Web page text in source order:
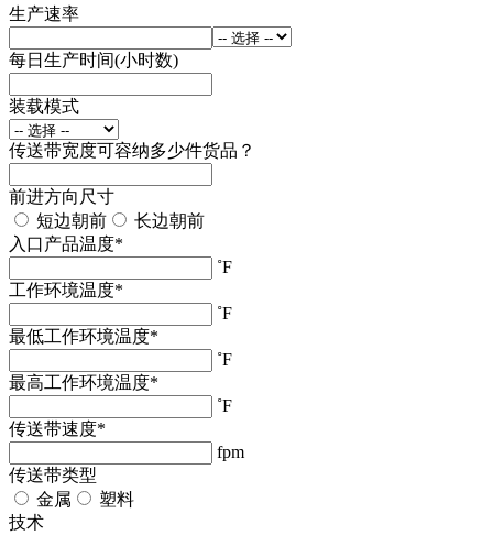
生产速率
每日生产时间(小时数)
装载模式
传送带宽度可容纳多少件货品？
前进方向尺寸
短边朝前
长边朝前
入口产品温度*
˚F
工作环境温度*
˚F
最低工作环境温度*
˚F
最高工作环境温度*
˚F
传送带速度*
fpm
传送带类型
金属
塑料
技术